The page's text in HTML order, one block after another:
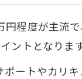
程度が主流
トとなります
ートやカリキ